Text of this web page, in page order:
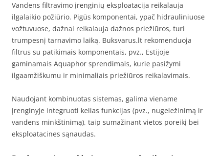
Vandens filtravimo įrenginių eksploatacija reikalauja
ilgalaikio požiūrio. Pigūs komponentai, ypač hidrauliniuose
vožtuvuose, dažnai reikalauja dažnos priežiūros, turi
trumpesnį tarnavimo laiką. Buksvarus.lt rekomenduoja
filtrus su patikimais komponentais, pvz., Estijoje
gaminamais Aquaphor sprendimais, kurie pasižymi
ilgaamžiškumu ir minimaliais priežiūros reikalavimais.
Naudojant kombinuotas sistemas, galima viename
įrenginyje integruoti kelias funkcijas (pvz., nugeležinimą ir
vandens minkštinimą), taip sumažinant vietos poreikį bei
eksploatacines sąnaudas.